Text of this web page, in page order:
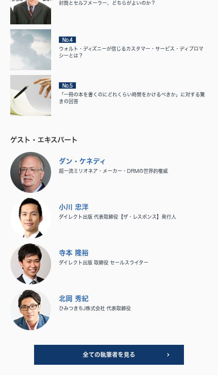
封筒とセルフメーラー、どちらがよいのか？
No.4
ウォルト・ディズニーが信じるカスタマー・サービス・ディプロマ
シーとは？
No.5
「一冊の本を書くのにどれくらい時間をかけるべきか」に対する驚
きの回答
ゲスト・エキスパート
ダン・ケネディ
超一流ミリオネア・メーカー・DRMの世界的権威
小川 忠洋
ダイレクト出版 代表取締役【ザ・レスポンス】発行人
寺本 隆裕
ダイレクト出版 取締役 セールスライター
北岡 秀紀
ひみつきちJ株式会社 代表取締役
全ての執筆者を見る